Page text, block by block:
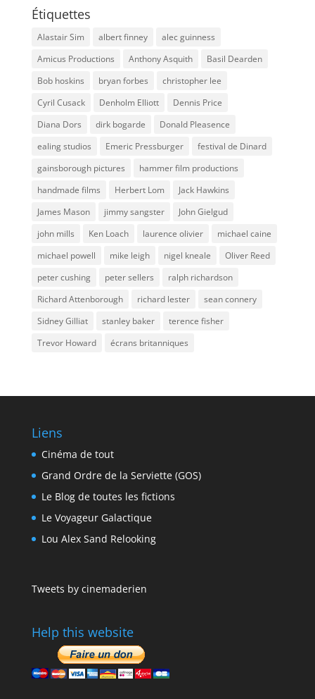
Étiquettes
Alastair Sim albert finney
alec guinness
Amicus Productions
Anthony Asquith
Basil Dearden
Bob hoskins
bryan forbes
christopher lee
Cyril Cusack
Denholm Elliott
Dennis Price
Diana Dors
dirk bogarde
Donald Pleasence
ealing studios
Emeric Pressburger
festival de Dinard
gainsborough pictures
hammer film productions
handmade films
Herbert Lom
Jack Hawkins
James Mason
jimmy sangster
John Gielgud
john mills
Ken Loach laurence olivier
michael caine
michael powell
mike leigh nigel kneale
Oliver Reed
peter cushing
peter sellers
ralph richardson
Richard Attenborough
richard lester
sean connery
Sidney Gilliat
stanley baker
terence fisher
Trevor Howard
écrans britanniques
Liens
Cinéma de tout
Grand Ordre de la Serviette (GOS)
Le Blog de toutes les fictions
Le Voyageur Galactique
Lou Alex Sand Relooking
Tweets by cinemaderien
Help this website